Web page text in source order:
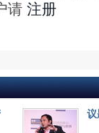
请 注册
议